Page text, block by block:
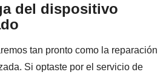
del dispositivo
tan pronto como la reparación
Si optaste por el servicio de